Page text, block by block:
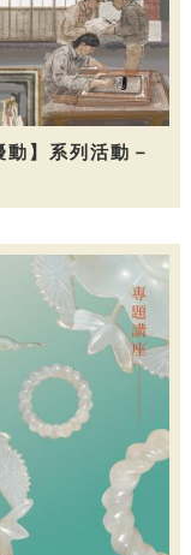
動】系列活動－